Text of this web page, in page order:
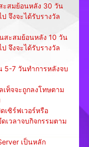
ะสมย้อนหลัง 30 วัน
จึงจะได้รับรางวัล
สะสมย้อนหลัง 10 วัน
จึงจะได้รับรางวัล
5-7 วันทำการหลังจบ
ท็จจะถูกลงโทษตาม
เซิร์ฟเวอร์หรือ
เวลาจบกิจกรรมตาม
เป็นหลัก